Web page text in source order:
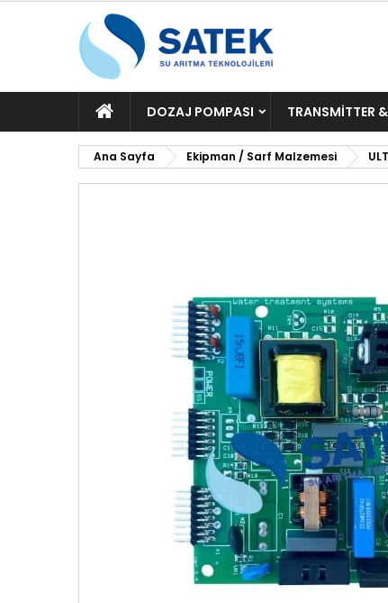
ANA
SAYFA
DOZAJ POMPASI TRANSMITTER
Ana Sayfa Ekipman / Sarf Malzemesi